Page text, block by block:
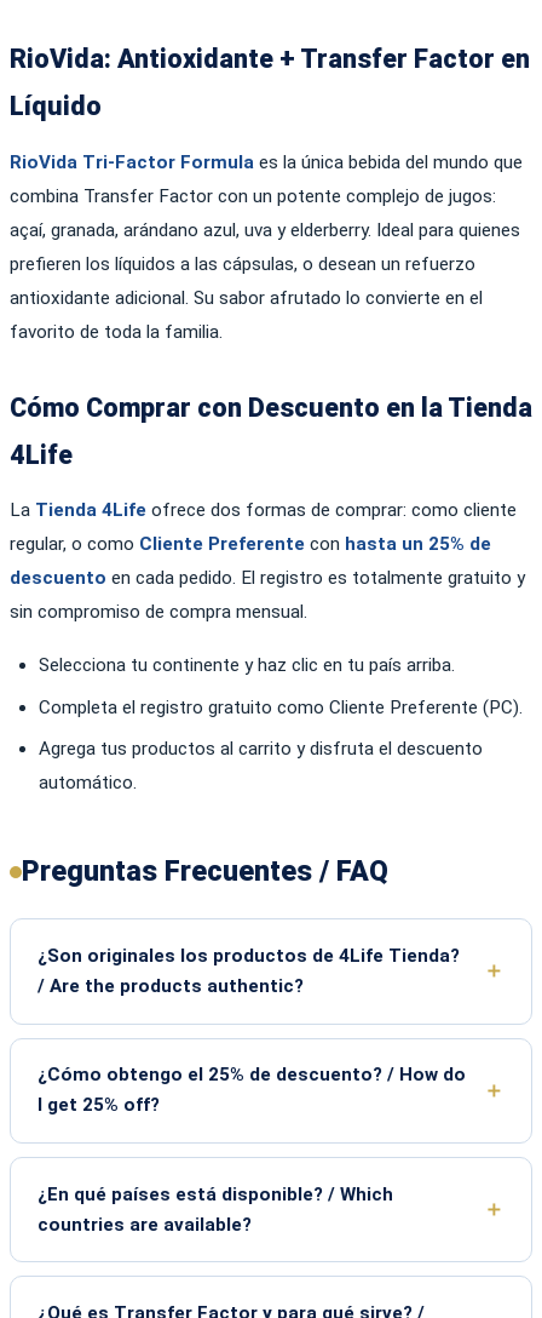
RioVida: Antioxidante + Transfer Factor en
Líquido
RioVida Tri-Factor Formula es la única bebida del mundo que
combina Transfer Factor con un potente complejo de jugos:
açaí, granada, arándano azul, uva y elderberry. Ideal para quienes
prefieren los líquidos a las cápsulas, o desean un refuerzo
antioxidante adicional. Su sabor afrutado lo convierte en el
favorito de toda la familia.
Cómo Comprar con Descuento en la Tienda
4Life
La Tienda 4Life ofrece dos formas de comprar: como cliente
regular, o como Cliente Preferente con hasta un 25% de
descuento en cada pedido. El registro es totalmente gratuito y
sin compromiso de compra mensual.
Selecciona tu continente y haz clic en tu país arriba.
Completa el registro gratuito como Cliente Preferente (PC).
Agrega tus productos al carrito y disfruta el descuento
automático.
Preguntas Frecuentes / FAQ
¿Son originales los productos de 4Life Tienda?
/ Are the products authentic?
¿Cómo obtengo el 25% de descuento? / How do
I get 25% off?
¿En qué países está disponible? / Which
countries are available?
¿Qué es Transfer Factor y para qué sirve? /